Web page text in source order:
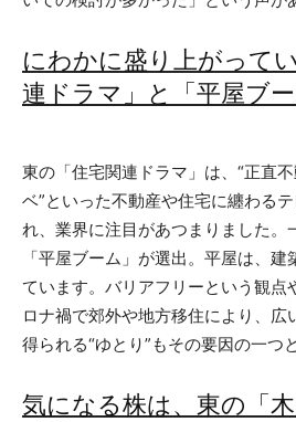
にわかに盛り上がって
連ドラマ」と「平屋ブー
東の「住宅関連ドラマ」は、“正直
ベ”といった不動産や住宅に纏わる
れ、業界に注目があつまりました。
「平屋ブーム」が選出。平屋は、
ています。バリアフリーという観点
ロナ禍で郊外や地方移住により、広
得られる“ゆとり”もその要因の一つ
気になる株は、東の「